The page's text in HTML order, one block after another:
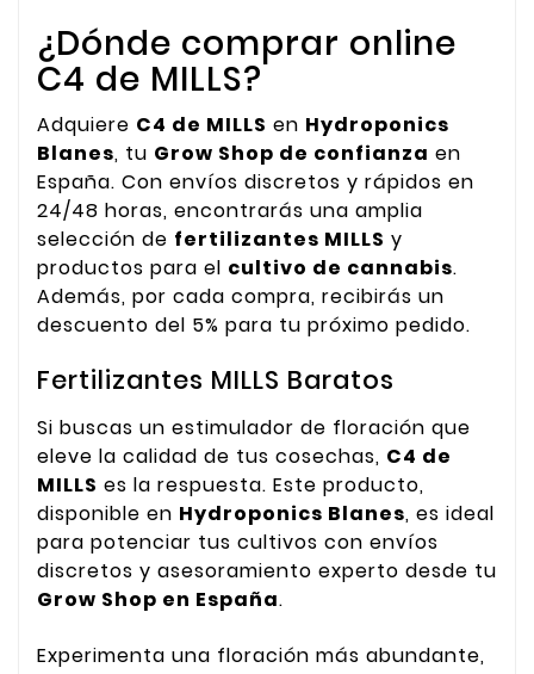
¿Dónde comprar online
C4 de MILLS?
Adquiere C4 de MILLS en Hydroponics
Blanes, tu Grow Shop de confianza en
España. Con envíos discretos y rápidos en
24/48 horas, encontrarás una amplia
selección de fertilizantes MILLS y
productos para el cultivo de cannabis.
Además, por cada compra, recibirás un
descuento del 5% para tu próximo pedido.
Fertilizantes MILLS Baratos
Si buscas un estimulador de floración que
eleve la calidad de tus cosechas, C4 de
MILLS es la respuesta. Este producto,
disponible en Hydroponics Blanes, es ideal
para potenciar tus cultivos con envíos
discretos y asesoramiento experto desde tu
Grow Shop en España.
Experimenta una floración más abundante,